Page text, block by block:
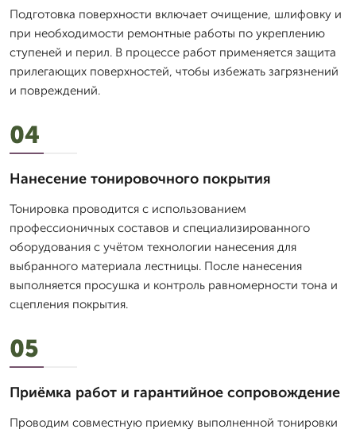
Подготовка поверхности включает очищение, шлифовку и
при необходимости ремонтные работы по укреплению
ступеней и перил. В процессе работ применяется защита
прилегающих поверхностей, чтобы избежать загрязнений
и повреждений.
04
Нанесение тонировочного покрытия
Тонировка проводится с использованием
профессионичных составов и специализированного
оборудования с учётом технологии нанесения для
выбранного материала лестницы. После нанесения
выполняется просушка и контроль равномерности тона и
сцепления покрытия.
05
Приёмка работ и гарантийное сопровождение
Проводим совместную приемку выполненной тонировки